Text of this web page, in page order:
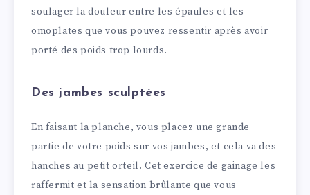
soulager la douleur entre les épaules et les
omoplates que vous pouvez ressentir après avoir
porté des poids trop lourds.
Des jambes sculptées
En faisant la planche, vous placez une grande
partie de votre poids sur vos jambes, et cela va des
hanches au petit orteil. Cet exercice de gainage les
raffermit et la sensation brûlante que vous